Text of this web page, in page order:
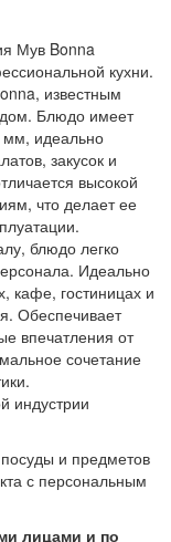
Мув Bonna
кухни.
известным
Блюдо имеет
идеально
закусок и
высокой
что делает ее
блюдо легко
Идеально
кафе, гостиницах и
Обеспечивает
впечатления от
сочетание
индустрии
и предметов
с персональным
лицами и по